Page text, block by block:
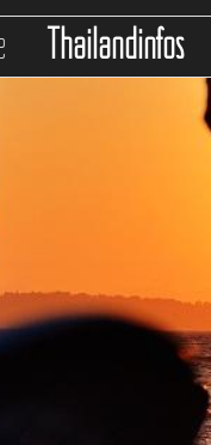
Thailandinfos